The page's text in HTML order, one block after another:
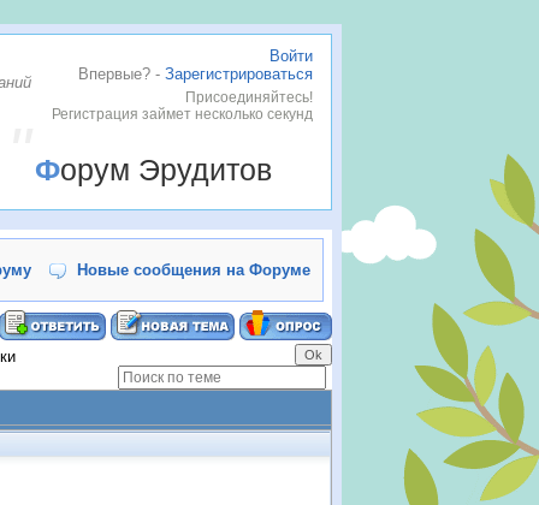
Войти
Впервые? - Зарегистрироваться
Присоединяйтесь!
Регистрация займет несколько секунд
Форум Эрудитов
Новые сообщения на Форуме